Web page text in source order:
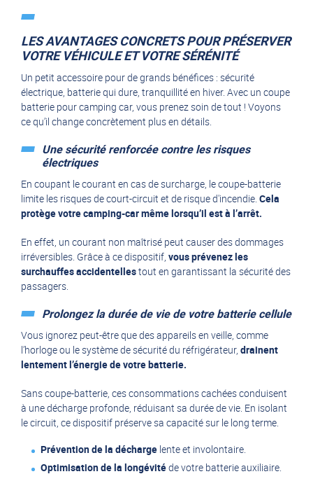
LES AVANTAGES CONCRETS POUR PRÉSERVER
VOTRE VÉHICULE ET VOTRE SÉRÉNITÉ
Un petit accessoire pour de grands bénéfices : sécurité
électrique, batterie qui dure, tranquillité en hiver. Avec un coupe
batterie pour camping car, vous prenez soin de tout ! Voyons
ce qu’il change concrètement plus en détails.
Une sécurité renforcée contre les risques
électriques
En coupant le courant en cas de surcharge, le coupe-batterie
limite les risques de court-circuit et de risque d'incendie. Cela
protège votre camping-car même lorsqu’il est à l’arrêt.
En effet, un courant non maîtrisé peut causer des dommages
irréversibles. Grâce à ce dispositif, vous prévenez les
surchauffes accidentellestout en garantissant la sécurité des
passagers.
Prolongez la durée de vie de votre batterie cellule
Vous ignorez peut-être que des appareils en veille, comme
l’horloge ou le système de sécurité du réfrigérateur, drainent
lentement l’énergie de votre batterie.
Sans coupe-batterie, ces consommations cachées conduisent
à une décharge profonde, réduisant sa durée de vie. En isolant
le circuit, ce dispositif préserve sa capacité sur le long terme.
Prévention de la décharge lente et involontaire.
Optimisation de la longévitéde votre batterie auxiliaire.